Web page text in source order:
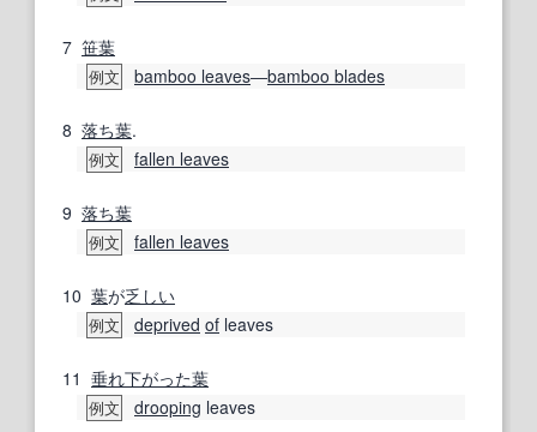
7 笹葉
例文 bamboo leaves―bamboo blades
8 落ち葉.
例文 fallen leaves
9 落ち葉
例文 fallen leaves
10 葉が乏しい
例文 deprived of leaves
11 垂れ下がった葉
例文 drooping leaves